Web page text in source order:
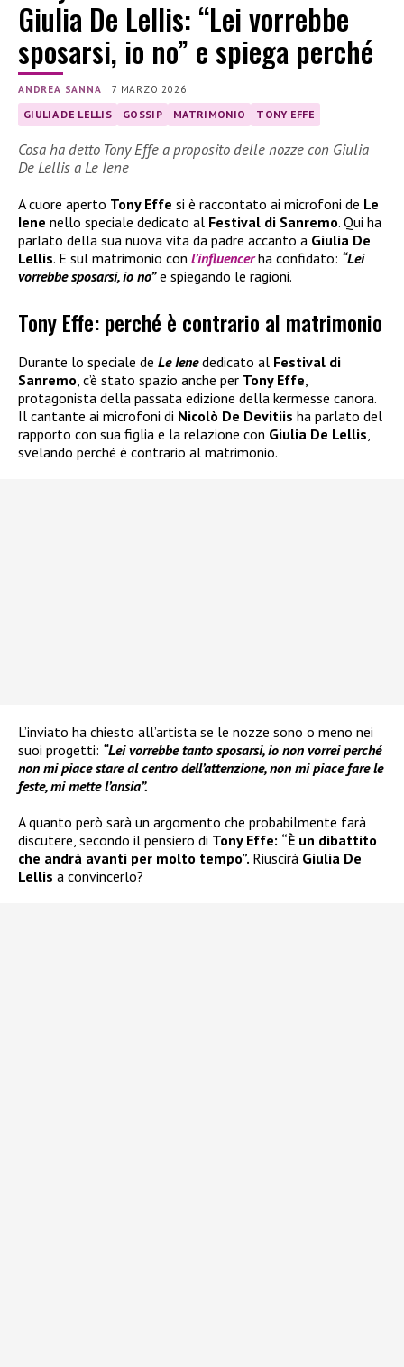
Giulia De Lellis: “Lei vorrebbe
sposarsi, io no” e spiega perché
ANDREA SANNA |7 MARZO 2026
GIULIA DE LELLIS GOSSIP MATRIMONIO TONY EFFE
Cosa ha detto Tony Effe a proposito delle nozze con Giulia
De Lellis a Le Iene
A cuore aperto Tony Effe si è raccontato ai microfoni de Le
Iene nello speciale dedicato al Festival di Sanremo. Qui ha
parlato della sua nuova vita da padre accanto a Giulia De
Lellis. E sul matrimonio con l’influencer ha confidato: “Lei
vorrebbe sposarsi, io no”e spiegando le ragioni.
Tony Effe: perché è contrario al matrimonio
Durante lo speciale de Le Ienededicato al Festival di
Sanremo , c’è stato spazio anche per Tony Effe
protagonista della passata edizione della kermesse canora.
Il cantante ai microfoni di Nicolò De Devitiis ha parlato del
rapporto con sua figlia e la relazione con Giulia De Lellis
svelando perché è contrario al matrimonio.
L’inviato ha chiesto all’artista se le nozze sono o meno nei
suoi progetti: “Lei vorrebbe tanto sposarsi, io non vorrei perché
non mi piace stare al centro dell’attenzione, non mi piace fare le
feste, mi mette l’ansia”.
A quanto però sarà un argomento che probabilmente farà
discutere, secondo il pensiero di Tony Effe: “È un dibattito
che andrà avanti per molto tempo”. Riuscirà Giulia De
Lellis a convincerlo?